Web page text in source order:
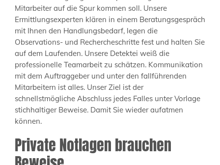
Mitarbeiter auf die Spur kommen soll. Unsere
Ermittlungsexperten klären in einem Beratungsgespräch
mit Ihnen den Handlungsbedarf, legen die
Observations- und Rechercheschritte fest und halten Sie
auf dem Laufenden. Unsere Detektei weiß die
professionelle Teamarbeit zu schätzen. Kommunikation
mit dem Auftraggeber und unter den fallführenden
Mitarbeitern ist alles. Unser Ziel ist der
schnellstmögliche Abschluss jedes Falles unter Vorlage
stichhaltiger Beweise. Damit Sie wieder aufatmen
können.
Private Notlagen brauchen